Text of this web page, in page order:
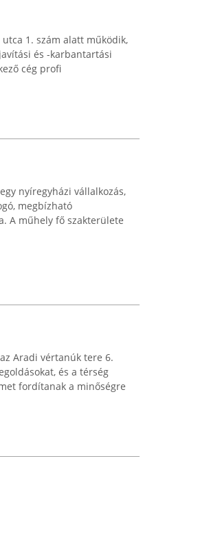
1. szám alatt működik,
és -karbantartási
cég profi
nyíregyházi vállalkozás,
megbízható
A műhely fő szakterülete
Aradi vértanúk tere 6.
és a térség
fordítanak a minőségre